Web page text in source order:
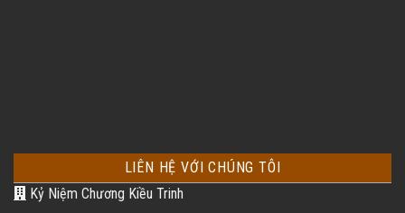
LIÊN HỆ VỚI CHÚNG TÔI
Kỷ Niệm Chương Kiều Trinh